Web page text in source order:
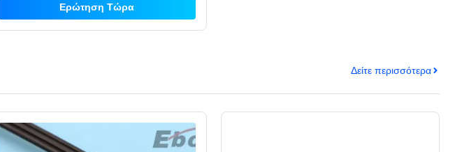
220KV
Ερώτηση Τώρα
Δείτε περισσότερα